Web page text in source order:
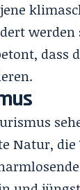
dass
Natur,